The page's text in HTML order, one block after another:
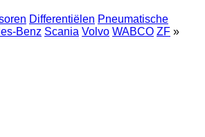
Differentiëlen Pneumatische
Benz Scania Volvo WABCO ZF »